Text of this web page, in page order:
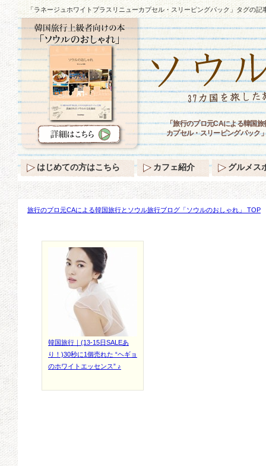
「ラネージュホワイトプラスリニューカプセル・スリーピングパック」タグの記
旅行のプロ元CAによる韓国旅行とソウル旅行ブログ「ソウルのおしゃれ」 TOP
韓国旅行｜(13-15日SALEあ
り！)30秒に1個売れた “ヘギョ
のホワイトエッセンス” ♪
「旅行のプロ元CAによる韓国
カプセル・スリーピングパック
はじめての方はこちら カフェ紹介 グルメス